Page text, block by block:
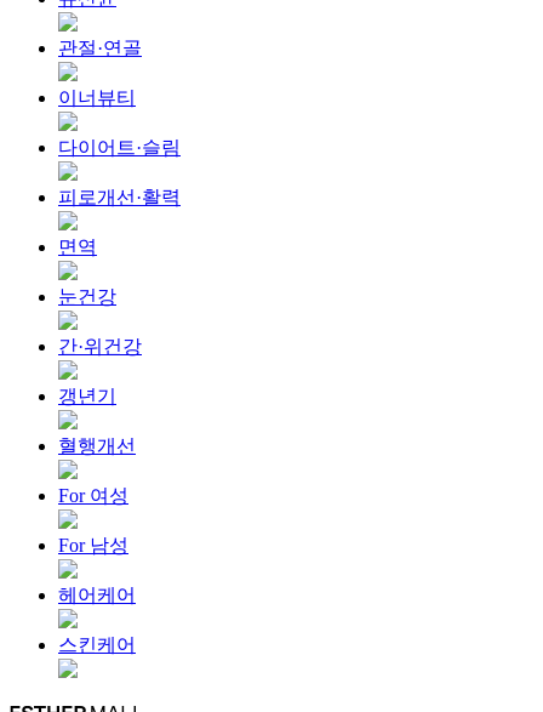
관절·연골
이너뷰티
다이어트·슬림
피로개선·활력
면역
눈건강
간·위건강
갱년기
혈행개선
For 여성
For 남성
헤어케어
스킨케어